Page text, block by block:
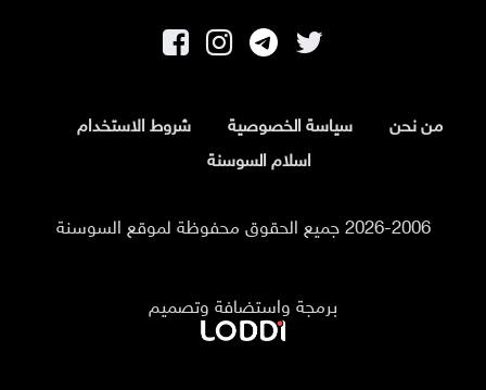
من نحن سياسة الخصوصية
شروط الاستخدام
اسلام السوسنة
2026-2006 جميع الحقوق محفوظة لموقع السوسنة
برمجة واستضافة وتصميم